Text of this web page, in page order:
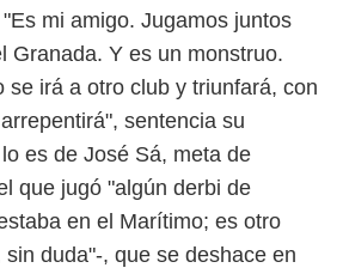
mi amigo. Jugamos juntos
Granada. Y es un monstruo.
se irá a otro club y triunfará, con
sentencia su
es de José Sá, meta de
que jugó "algún derbi de
en el Marítimo; es otro
duda"-, que se deshace en